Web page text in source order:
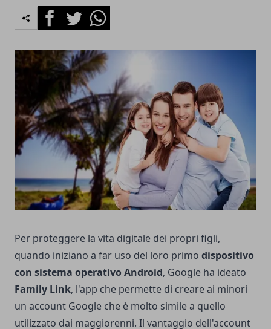
FacebookTwitterWhatsapp
Per proteggere la vita digitale dei propri figli,
quando iniziano a far uso del loro primo dispositivo
con sistema operativo Android, Google ha ideato
Family Link, l'app che permette di creare ai minori
un account Google che è molto simile a quello
utilizzato dai maggiorenni. Il vantaggio dell'account